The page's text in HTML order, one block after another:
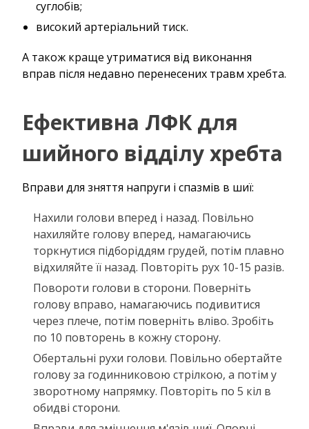
суглобів;
високий артеріальний тиск.
А також краще утриматися від виконання
вправ після недавно перенесених травм хребта.
Ефективна ЛФК для
шийного відділу хребта
Вправи для зняття напруги і спазмів в шиї:
Нахили голови вперед і назад. Повільно
нахиляйте голову вперед, намагаючись
торкнутися підборіддям грудей, потім плавно
відхиляйте її назад. Повторіть рух 10-15 разів.
Повороти голови в сторони. Поверніть
голову вправо, намагаючись подивитися
через плече, потім поверніть вліво. Зробіть
по 10 повторень в кожну сторону.
Обертальні рухи голови. Повільно обертайте
голову за годинниковою стрілкою, а потім у
зворотному напрямку. Повторіть по 5 кіл в
обидві сторони.